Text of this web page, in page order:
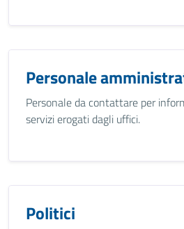
Personale
Personale da contattare per
servizi erogati dagli uffici.
Politici